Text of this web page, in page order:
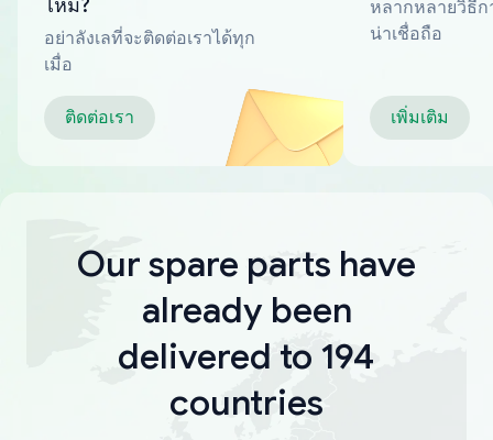
ไหม?
อย่าลังเลที่จะติดต่อเราได้ทุก
เมื่อ
ติดต่อเรา
หลากหลายวิธีก
น่าเชื่อถือ
เพิ่มเติม
Our spare parts have
already been
delivered to 194
countries